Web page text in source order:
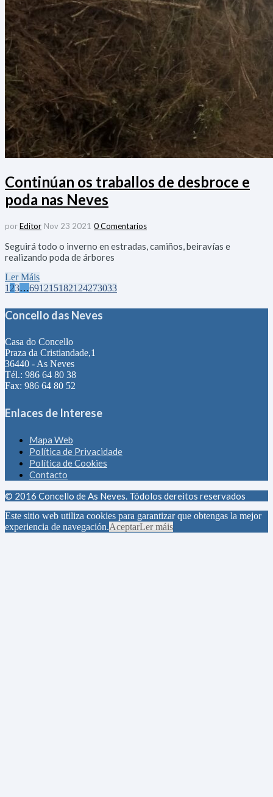
Continúan os traballos de desbroce e
poda nas Neves
porEditor Nov 23 2021 0 Comentarios
Seguirá todo o inverno en estradas, camiños, beiravías e
realizando poda de árbores
Ler Máis
1 23…6912151821 24273033
Concello das Neves
Casa do Concello
Praza da Cristiandade,1
36440 - As Neves
Tél.: 986 64 80 38
Fax: 986 64 80 52
Enlaces de Interese
Mapa Web
Política de Privacidade
Política de Cookies
Contacto
© 2016 Concello de As Neves. Tódolos dereitos reservados
Este sitio web utiliza cookies para garantizar que obtengas la mejor
experiencia de navegación.AceptarLer máis